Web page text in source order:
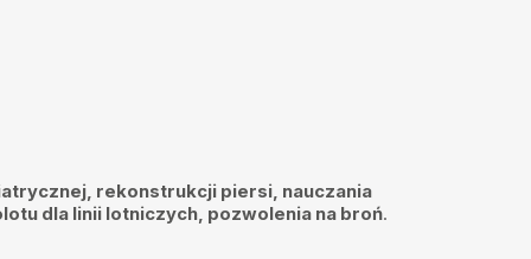
rekonstrukcji piersi, nauczania
dla linii lotniczych, pozwolenia na broń.